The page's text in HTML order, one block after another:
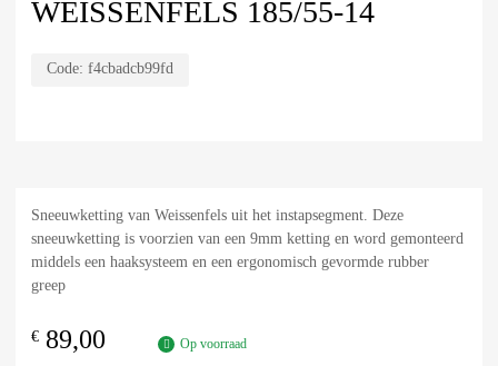
WEISSENFELS 185/55-14
Code: f4cbadcb99fd
Sneeuwketting van Weissenfels uit het instapsegment. Deze
sneeuwketting is voorzien van een 9mm ketting en word gemonteerd
middels een haaksysteem en een ergonomisch gevormde rubber
greep
€ 89,00 Op voorraad